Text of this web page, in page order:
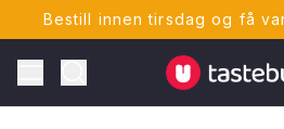
Bestill innen tirsdag og få
Toggle Menu
Tastebuds -